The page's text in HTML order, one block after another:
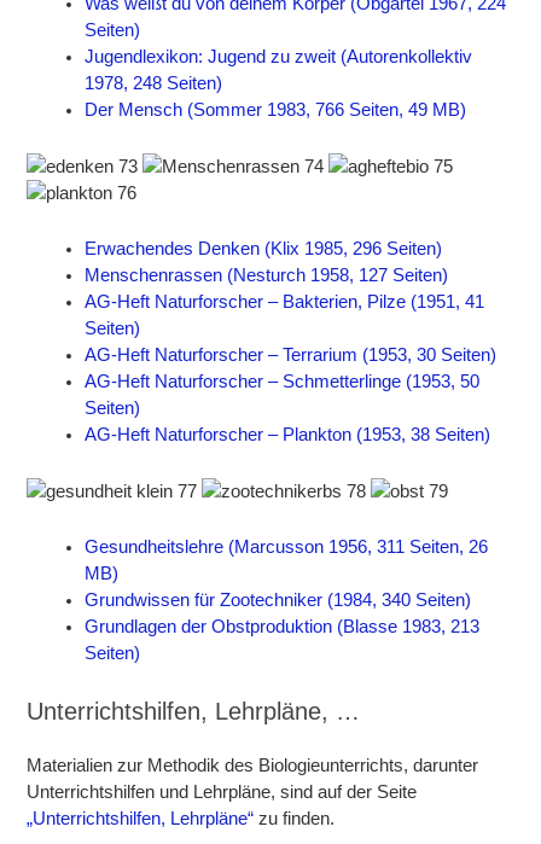
Seiten)
Jugendlexikon: Jugend zu zweit (Autorenkollektiv
1978, 248 Seiten)
Der Mensch (Sommer 1983, 766 Seiten, 49 MB)
Erwachendes Denken (Klix 1985, 296 Seiten)
Menschenrassen (Nesturch 1958, 127 Seiten)
AG-Heft Naturforscher – Bakterien, Pilze (1951, 41
Seiten)
AG-Heft Naturforscher – Terrarium (1953, 30 Seiten)
AG-Heft Naturforscher – Schmetterlinge (1953, 50
Seiten)
AG-Heft Naturforscher – Plankton (1953, 38 Seiten)
Gesundheitslehre (Marcusson 1956, 311 Seiten, 26
MB)
Grundwissen für Zootechniker (1984, 340 Seiten)
Grundlagen der Obstproduktion (Blasse 1983, 213
Seiten)
Unterrichtshilfen, Lehrpläne, …
Materialien zur Methodik des Biologieunterrichts, darunter
Unterrichtshilfen und Lehrpläne, sind auf der Seite
„Unterrichtshilfen, Lehrpläne“ zu finden.